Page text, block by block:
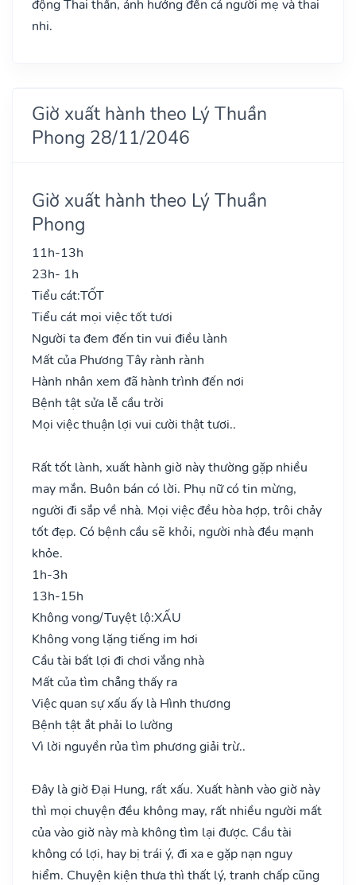
động Thai thần, ảnh hưởng đến cả người mẹ và thai
nhi.
Giờ xuất hành theo Lý Thuần
Phong 28/11/2046
Giờ xuất hành theo Lý Thuần
Phong
11h-13h
23h- 1h
Tiểu cát:TỐT
Tiểu cát mọi việc tốt tươi
Người ta đem đến tin vui điều lành
Mất của Phương Tây rành rành
Hành nhân xem đã hành trình đến nơi
Bệnh tật sửa lễ cầu trời
Mọi việc thuận lợi vui cười thật tươi..
Rất tốt lành, xuất hành giờ này thường gặp nhiều
may mắn. Buôn bán có lời. Phụ nữ có tin mừng,
người đi sắp về nhà. Mọi việc đều hòa hợp, trôi chảy
tốt đẹp. Có bệnh cầu sẽ khỏi, người nhà đều mạnh
khỏe.
1h-3h
13h-15h
Không vong/Tuyệt lộ:XẤU
Không vong lặng tiếng im hơi
Cầu tài bất lợi đi chơi vắng nhà
Mất của tìm chẳng thấy ra
Việc quan sự xấu ấy là Hình thương
Bệnh tật ắt phải lo lường
Vì lời nguyền rủa tìm phương giải trừ..
Đây là giờ Đại Hung, rất xấu. Xuất hành vào giờ này
thì mọi chuyện đều không may, rất nhiều người mất
của vào giờ này mà không tìm lại được. Cầu tài
không có lợi, hay bị trái ý, đi xa e gặp nạn nguy
hiểm. Chuyện kiện thưa thì thất lý, tranh chấp cũng